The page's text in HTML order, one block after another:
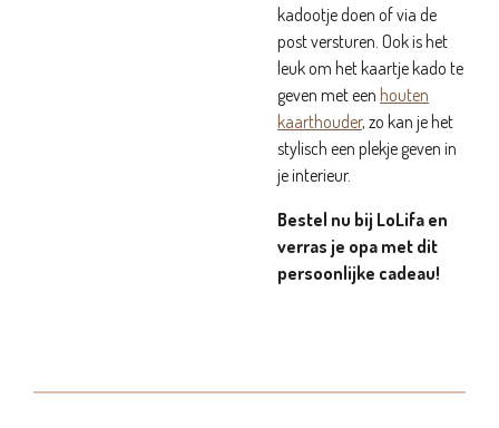
kadootje doen of via de
post versturen. Ook is het
leuk om het kaartje kado te
geven met een houten
kaarthouder, zo kan je het
stylisch een plekje geven in
je interieur.
Bestel nu bij LoLifa en
verras je opa met dit
persoonlijke cadeau!